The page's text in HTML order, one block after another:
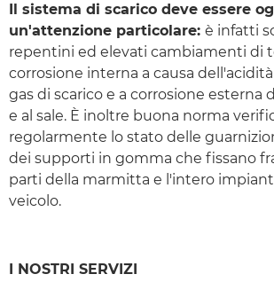
Il sistema di scarico deve essere
un'attenzione particolare: è infatti
repentini ed elevati cambiamenti di
corrosione interna a causa
gas di scarico e a corrosione esterna
e al sale. È inoltre buona norma
regolarmente lo stato delle
dei supporti in gomma che fissano
parti della marmitta e l'intero
veicolo.
I NOSTRI SERVIZI